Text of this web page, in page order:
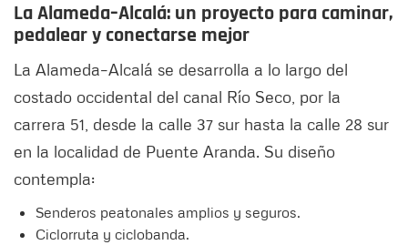
La Alameda–Alcalá: un proyecto para caminar,
pedalear y conectarse mejor
La Alameda–Alcalá se desarrolla a lo largo del
costado occidental del canal Río Seco, por la
carrera 51, desde la calle 37 sur hasta la calle 28 sur
en la localidad de Puente Aranda. Su diseño
contempla:
Senderos peatonales amplios y seguros.
Ciclorruta y ciclobanda.